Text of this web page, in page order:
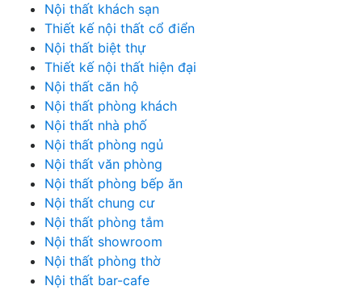
Nội thất khách sạn
Thiết kế nội thất cổ điển
Nội thất biệt thự
Thiết kế nội thất hiện đại
Nội thất căn hộ
Nội thất phòng khách
Nội thất nhà phố
Nội thất phòng ngủ
Nội thất văn phòng
Nội thất phòng bếp ăn
Nội thất chung cư
Nội thất phòng tắm
Nội thất showroom
Nội thất phòng thờ
Nội thất bar-cafe